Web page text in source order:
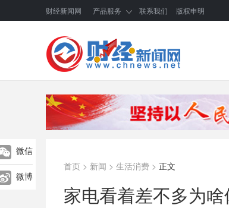
财经新闻网 产品服务 联系我们 版权申明
微信
微博
首页 > 新闻 > 生活消费 > 正文
家电看着差不多为